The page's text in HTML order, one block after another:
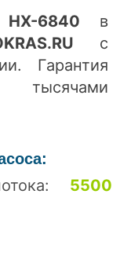
6840 в
с
Гарантия
тысячами
5500